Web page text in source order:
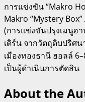
การแข่งขัน “Makro
Makro “Mystery
(การแข่งขันปรุงเมนูอ
เดิร์น จากวัตถุดิบปริศ
เมืองทองธานี ฮอลล์
เป็นผู้ดำเนินการตัดสิน
About the